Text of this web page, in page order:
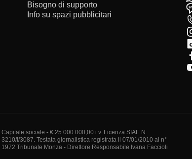
Bisogno di supporto
Info su spazi pubblicitari
Capitale sociale - € 25.000.000,00 i.v. Licenza SIAE N.
3210/I/3087. Testata giornalistica registrata il 07/01/2010 al n°
1972 Tribunale Monza - Direttore Responsabile Ivana Faccioli